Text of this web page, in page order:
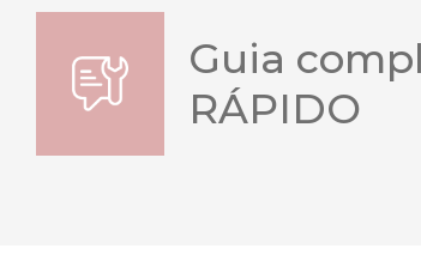
Guia
RÁPIDO